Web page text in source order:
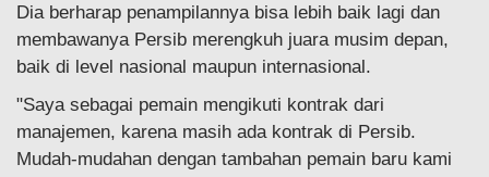
Dia berharap penampilannya bisa lebih baik lagi dan
membawanya Persib merengkuh juara musim depan,
baik di level nasional maupun internasional.
"Saya sebagai pemain mengikuti kontrak dari
manajemen, karena masih ada kontrak di Persib.
Mudah-mudahan dengan tambahan pemain baru kami